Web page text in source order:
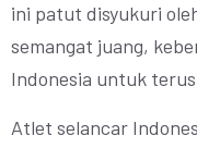
ini patut disyukuri
semangat juang,
Indonesia untuk
Atlet selancar